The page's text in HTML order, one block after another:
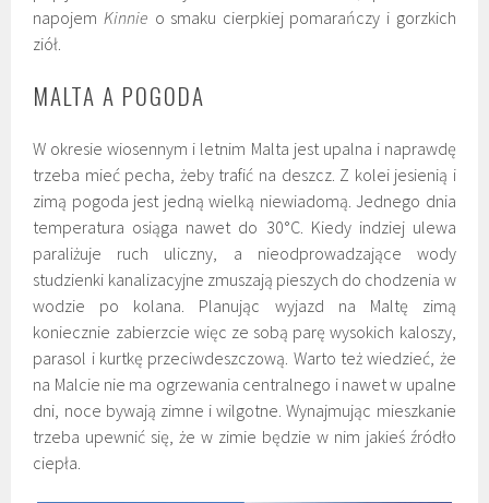
napojem Kinnie o smaku cierpkiej pomarańczy i gorzkich
ziół.
MALTA A POGODA
W okresie wiosennym i letnim Malta jest upalna i naprawdę
trzeba mieć pecha, żeby trafić na deszcz. Z kolei jesienią i
zimą pogoda jest jedną wielką niewiadomą. Jednego dnia
temperatura osiąga nawet do 30°C. Kiedy indziej ulewa
paraliżuje ruch uliczny, a nieodprowadzające wody
studzienki kanalizacyjne zmuszają pieszych do chodzenia w
wodzie po kolana. Planując wyjazd na Maltę zimą
koniecznie zabierzcie więc ze sobą parę wysokich kaloszy,
parasol i kurtkę przeciwdeszczową. Warto też wiedzieć, że
na Malcie nie ma ogrzewania centralnego i nawet w upalne
dni, noce bywają zimne i wilgotne. Wynajmując mieszkanie
trzeba upewnić się, że w zimie będzie w nim jakieś źródło
ciepła.